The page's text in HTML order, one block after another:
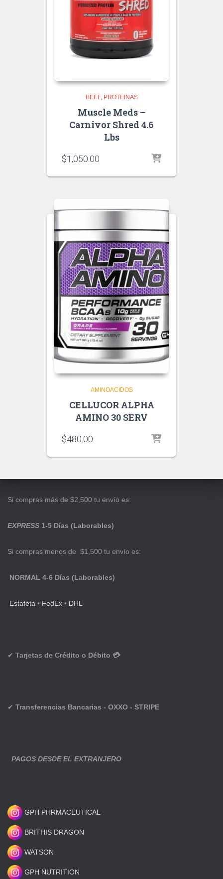
BEEF PROTEINAS
Muscle Meds –
Carnivor Shred 4.6
Lbs
$1,050.00
AMINOACIDOS
CELLUCOR ALPHA
AMINO 30 SERV
$480.00
Si compras más de $2,500 tu envío es:
EXPRESS 1-5 Días (Laborables)
Si compras menos de $1,500 tu envío es:
NORMAL 4-6 Días (Laborables)
Estafeta • FedEx • DHL
✔ Tarjetas de Crédito o Débito 💳
✔ Transferencias Bancarias - OXXO - STRIPE
PAGOS DESDE EL EXTRANJERO
GPH PHRMACEUTICAL
BRITHIS DRAGON
WATSON
GPH NUTRITION